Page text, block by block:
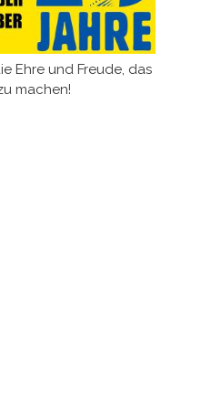
Ehre und Freude, das
machen!